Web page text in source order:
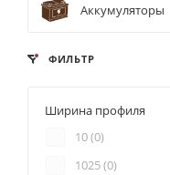
Аккумуляторы
ФИЛЬТР
Ширина профиля
10 (0)
1025 (0)